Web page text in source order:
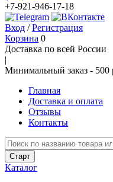
+7-921-946-17-18
Вход /Регистрация
Корзина 0
Доставка по всей России
|
Минимальный закaз - 500
Главная
Доставка и оплата
Отзывы
Контакты
Каталог